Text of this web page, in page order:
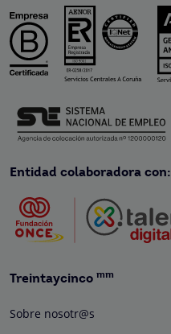
Entidad colaboradora con:
Treintaycinco mm
Sobre nosotr@s